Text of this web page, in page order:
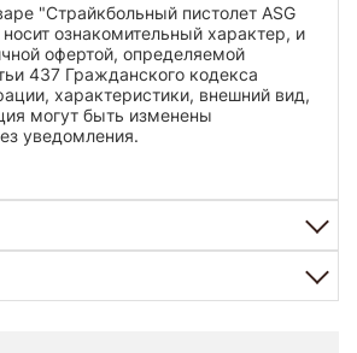
"Страйкбольный пистолет ASG
ознакомительный характер, и
офертой, определяемой
437 Гражданского кодекса
характеристики, внешний вид,
могут быть изменены
уведомления.